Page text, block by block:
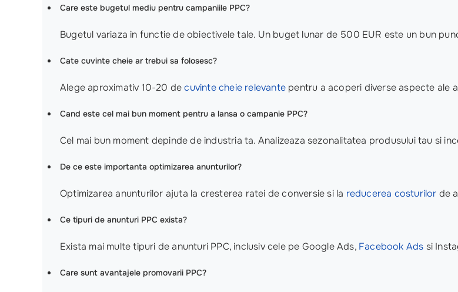
Care este bugetul mediu pentru campaniile PPC?
Bugetul variaza in functie de obiectivele tale. Un buget lunar de 500 EUR este un bun
Cate cuvinte cheie ar trebui sa folosesc?
Alege aproximativ 10-20 decuvinte cheie relevante pentru a acoperi diverse aspecte ale
Cand este cel mai bun moment pentru a lansa o campanie PPC?
Cel mai bun moment depinde de industria ta. Analizeaza sezonalitatea produsului tau si
De ce este importanta optimizarea anunturilor?
Optimizarea anunturilor ajuta la cresterea ratei de conversie si la reducerea costurilor de
Ce tipuri de anunturi PPC exista?
Exista mai multe tipuri de anunturi PPC, inclusiv cele pe Google Ads, Facebook Ads si
Care sunt avantajele promovarii PPC?